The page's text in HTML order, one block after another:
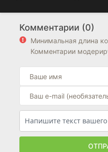
Комментарии (0)
Минимальная длина
Комментарии